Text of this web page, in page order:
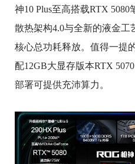
神10 Plus至高搭载RTX 5080
散热架构4.0与全新的液金工
核心总功耗释放。值得一提
配12GB大显存版本RTX
部署可提供充沛算力。